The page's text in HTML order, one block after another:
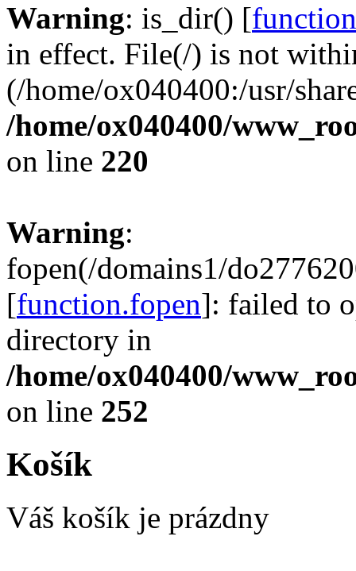
Warning: is_dir() [
in effect. File(/) is not
(/home/ox040400:/usr/
/home/ox040400/
on line 220
Warning:
fopen(/domains1/
[function.fopen]: failed to
directory in
/home/ox040400/
on line 252
Košík
Váš košík je prázdny